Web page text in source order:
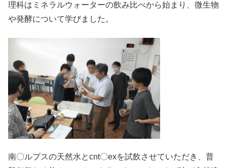
理科はミネラルウォーターの飲み比べから始まり、微生物
や発酵について学びました。
南〇ルプスの天然水とcnt〇exを試飲させていただき、普